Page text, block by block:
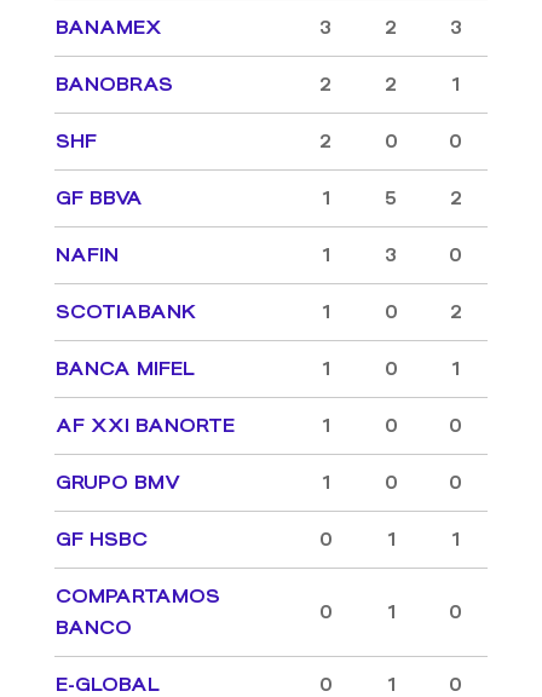
BANAMEX 3 2 3
BANOBRAS 2 2 1
SHF 2 0 0
GF BBVA 1 5 2
NAFIN 1 3 0
SCOTIABANK 1 0 2
BANCA MIFEL 1 0 1
AF XXI BANORTE 1 0 0
GRUPO BMV 1 0 0
GF HSBC 0 1 1
COMPARTAMOS
BANCO
0 1 0
E-GLOBAL 0 1 0